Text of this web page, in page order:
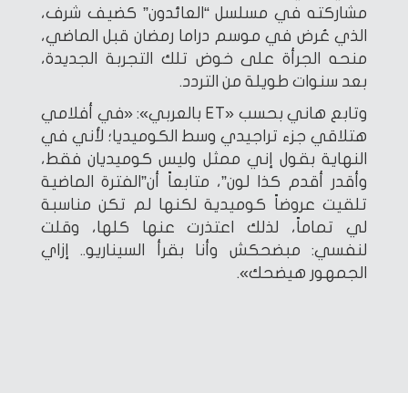
مشاركته في مسلسل “العائدون” كضيف شرف،
الذي عُرض في موسم دراما رمضان قبل الماضي،
منحه الجرأة على خوض تلك التجربة الجديدة،
بعد سنوات طويلة من التردد.
وتابع هاني بحسب «ET بالعربي»: «في أفلامي
هتلاقي جزء تراجيدي وسط الكوميديا؛ لأني في
النهاية بقول إني ممثل وليس كوميديان فقط،
وأقدر أقدم كذا لون”، متابعاً أن”الفترة الماضية
تلقيت عروضاً كوميدية لكنها لم تكن مناسبة
لي تماماً، لذلك اعتذرت عنها كلها، وقلت
لنفسي: مبضحكش وأنا بقرأ السيناريو.. إزاي
الجمهور هيضحك».